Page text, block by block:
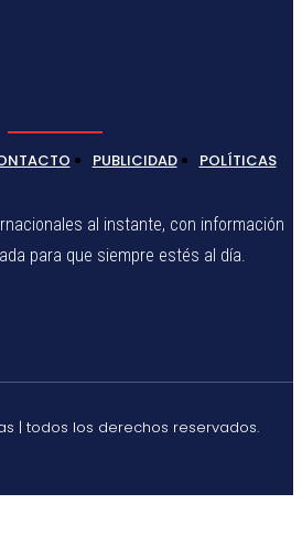
PUBLICIDAD POLÍTICAS
al instante, con información
para que siempre estés al día.
| todos los derechos reservados.